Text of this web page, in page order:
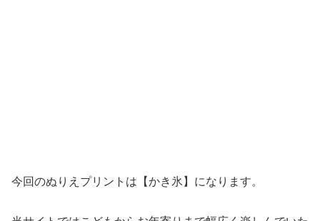
今回のぬりえプリントは【かき氷】になります。